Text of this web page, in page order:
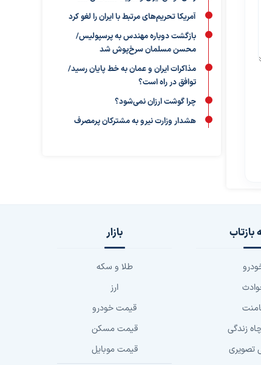
آمریکا تحریم‌های مرتبط با ایران را لغو کرد
بازگشت دوباره مهندس به پرسپولیس/
محسن مسلمان سرخ‌پوش شد
مذاکرات ایران و عمان به خط پایان رسید/
توافق در راه است؟
چرا گوشت ارزان نمی‌شود؟
هشدار وزارت نیرو به مشترکان پرمصرف
بازتاب
زندگی
تصویری
بازار
طلا و سکه
ارز
قیمت خودرو
قیمت مسکن
قیمت موبایل